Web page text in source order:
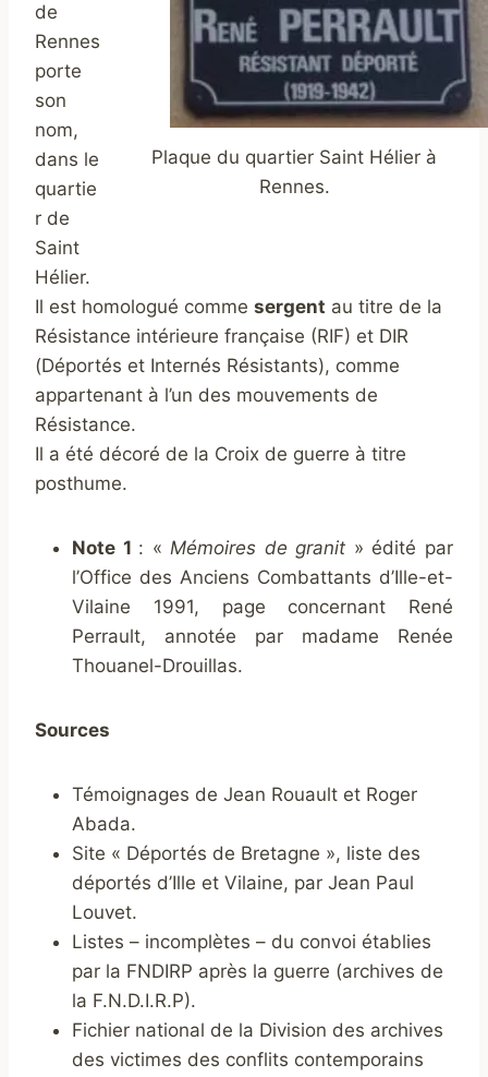
Plaque du quartier Saint Hélier à
Rennes.
de
Rennes
porte
son
nom,
dans le
quartie
r de
Saint
Hélier.
Il est homologué comme sergent au titre de la
Résistance intérieure française (RIF) et DIR
(Déportés et Internés Résistants), comme
appartenant à l’un des mouvements de
Résistance.
Il a été décoré de la Croix de guerre à titre
posthume.
Note 1 : «Mémoires de granit » édité par
l’Office des Anciens Combattants d’Ille-et-
Vilaine 1991, page concernant René
Perrault, annotée par madame Renée
Thouanel-Drouillas.
Sources
Témoignages de Jean Rouault et Roger
Abada.
Site « Déportés de Bretagne », liste des
déportés d’Ille et Vilaine, par Jean Paul
Louvet.
Listes – incomplètes – du convoi établies
par la FNDIRP après la guerre (archives de
la F.N.D.I.R.P).
Fichier national de la Division des archives
des victimes des conflits contemporains